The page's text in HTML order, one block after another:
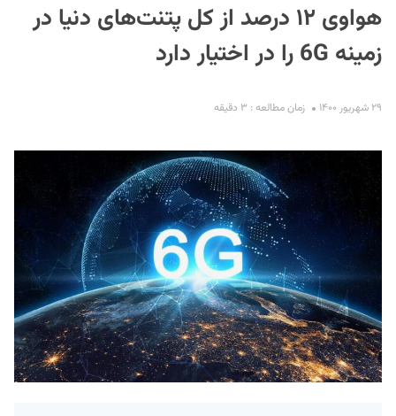
هواوی ۱۲ درصد از کل پتنت‌های دنیا در
زمینه 6G را در اختیار دارد
۲۹ شهریور ۱۴۰۰ زمان مطالعه : ۳ دقیقه